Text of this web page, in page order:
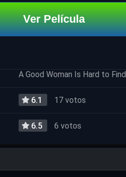
Ver Película
A Good Woman Is Hard to Find
6.1 17 votos
6.5 6 votos